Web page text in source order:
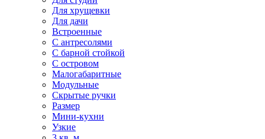
Для хрущевки
Для дачи
Встроенные
С антресолями
С барной стойкой
С островом
Малогабаритные
Модульные
Скрытые ручки
Размер
Мини-кухни
Узкие